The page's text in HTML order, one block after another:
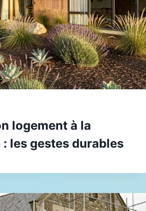
logement à la
: les gestes durables